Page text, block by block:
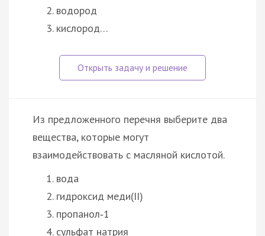
водород
кислород…
Из предложенного перечня выберите два
вещества, которые могут
взаимодействовать с масляной кислотой.
вода
гидроксид меди(II)
пропанол‑1
сульфат натрия